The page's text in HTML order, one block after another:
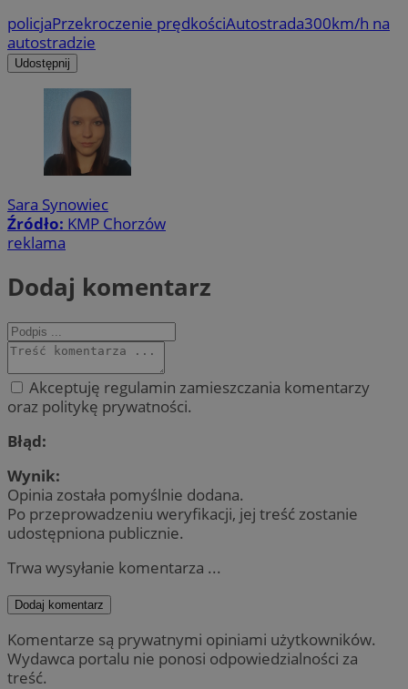
policjaPrzekroczenie prędkościAutostrada300km/h na
autostradzie
Udostępnij
Sara Synowiec
Źródło: KMP Chorzów
reklama
Dodaj komentarz
Akceptuję regulamin zamieszczania komentarzy
oraz politykę prywatności.
Błąd:
Wynik:
Opinia została pomyślnie dodana.
Po przeprowadzeniu weryfikacji, jej treść zostanie
udostępniona publicznie.
Trwa wysyłanie komentarza ...
Dodaj komentarz
Komentarze są prywatnymi opiniami użytkowników.
Wydawca portalu nie ponosi odpowiedzialności za
treść.